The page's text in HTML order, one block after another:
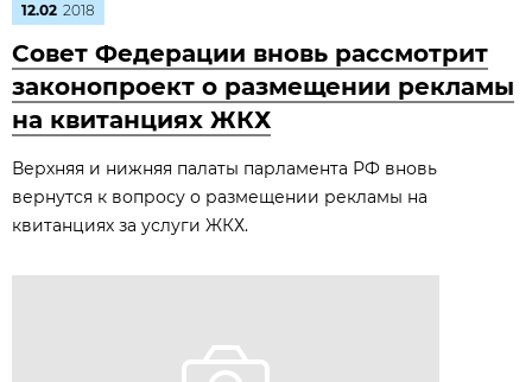
12.02 2018
Совет Федерации вновь рассмотрит
законопроект о размещении рекламы
на квитанциях ЖКХ
Верхняя и нижняя палаты парламента РФ вновь
вернутся к вопросу о размещении рекламы на
квитанциях за услуги ЖКХ.